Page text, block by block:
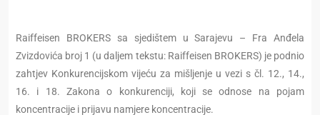
Raiffeisen BROKERS sa sjedištem u Sarajevu – Fra Anđela
Zvizdovića broj 1 (u daljem tekstu: Raiffeisen BROKERS) je podnio
zahtjev Konkurencijskom vijeću za mišljenje u vezi s čl. 12., 14.,
16. i 18. Zakona o konkurenciji, koji se odnose na pojam
koncentracije i prijavu namjere koncentracije.